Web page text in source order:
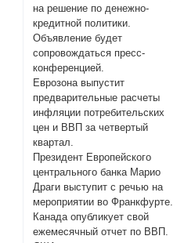
на решение по денежно-
кредитной политики.
Объявление будет
сопровождаться пресс-
конференцией.
Еврозона выпустит
предварительные расчеты
инфляции потребительских
цен и ВВП за четвертый
квартал.
Президент Европейского
центрального банка Марио
Драги выступит с речью на
мероприятии во Франкфурте.
Канада опубликует свой
ежемесячный отчет по ВВП.